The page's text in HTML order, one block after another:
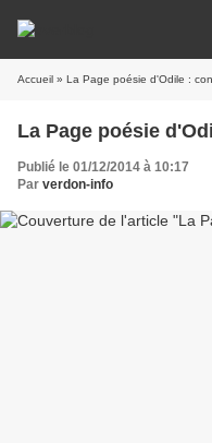
Accueil » La Page poésie d'Odile :
La Page poésie
Publié le 01/12/2014 à 10:17
Par verdon-info